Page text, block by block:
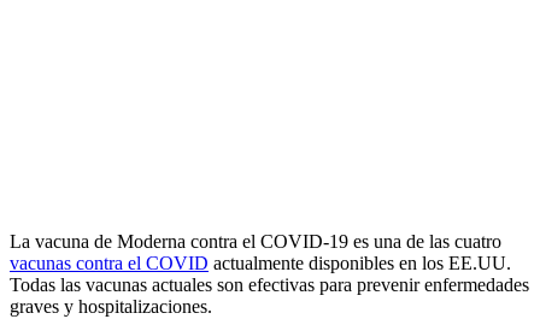
La vacuna de Moderna contra el COVID-19 es una de las cuatro
vacunas contra el COVID actualmente disponibles en los EE.UU.
Todas las vacunas actuales son efectivas para prevenir enfermedades
graves y hospitalizaciones.